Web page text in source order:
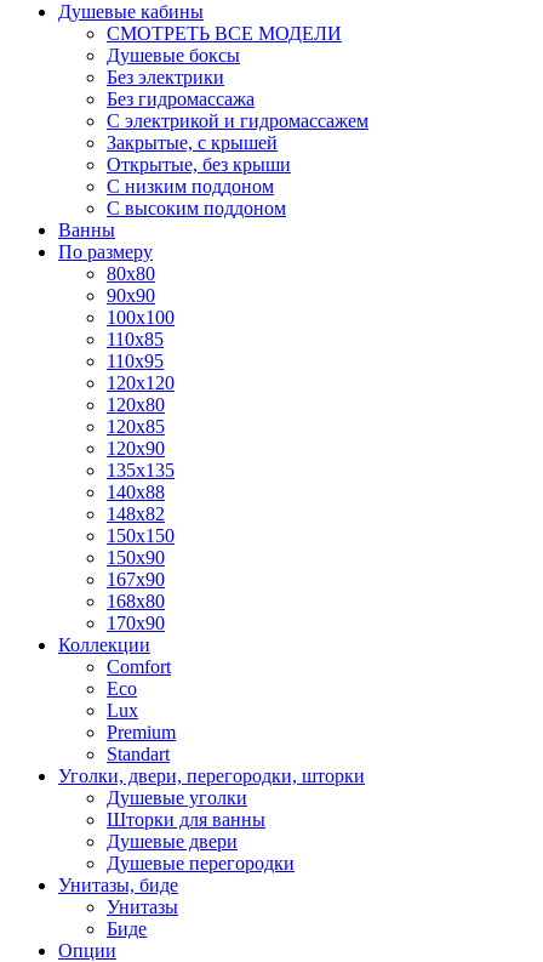
Душевые кабины
СМОТРЕТЬ ВСЕ МОДЕЛИ
Душевые боксы
Без электрики
Без гидромассажа
С электрикой и гидромассажем
Закрытые, с крышей
Открытые, без крыши
С низким поддоном
С высоким поддоном
Ванны
По размеру
80x80
90x90
100x100
110x85
110x95
120x120
120x80
120x85
120x90
135x135
140x88
148x82
150x150
150x90
167x90
168x80
170x90
Коллекции
Comfort
Eco
Lux
Premium
Standart
Уголки, двери, перегородки, шторки
Душевые уголки
Шторки для ванны
Душевые двери
Душевые перегородки
Унитазы, биде
Унитазы
Биде
Опции